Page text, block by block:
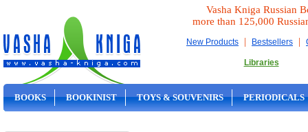
Vasha Kniga Russian
more than 125,000
New Products | Bestsellers |
Libraries
BOOKS BOOKINIST TOYS & SOUVENIRS PERIODICALS